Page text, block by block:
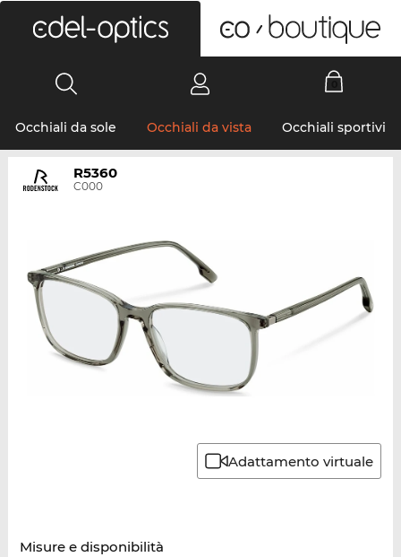
Occhiali da sole Occhiali da vista Occhiali sportivi
R5360
C000
Adattamento virtuale
Misure e disponibilità